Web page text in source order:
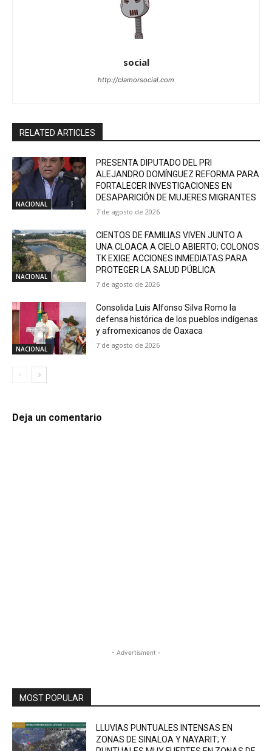
social
http://clamorsocial.com
RELATED ARTICLES
NACIONAL
PRESENTA DIPUTADO DEL PRI
ALEJANDRO DOMÍNGUEZ REFORMA PARA
FORTALECER INVESTIGACIONES EN
DESAPARICIÓN DE MUJERES MIGRANTES
7 de agosto de 2026
NACIONAL
CIENTOS DE FAMILIAS VIVEN JUNTO A
UNA CLOACA A CIELO ABIERTO; COLONOS
TK EXIGE ACCIONES INMEDIATAS PARA
PROTEGER LA SALUD PÚBLICA
7 de agosto de 2026
NACIONAL
Consolida Luis Alfonso Silva Romo la
defensa histórica de los pueblos indígenas
y afromexicanos de Oaxaca
7 de agosto de 2026
Deja un comentario
- Advertisment -
MOST POPULAR
LLUVIAS PUNTUALES INTENSAS EN
ZONAS DE SINALOA Y NAYARIT; Y